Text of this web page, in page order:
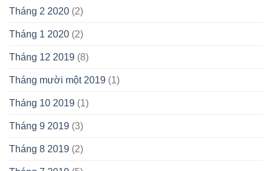
Tháng 2 2020 (2)
Tháng 1 2020 (2)
Tháng 12 2019 (8)
Tháng mười một 2019 (1)
Tháng 10 2019 (1)
Tháng 9 2019 (3)
Tháng 8 2019 (2)